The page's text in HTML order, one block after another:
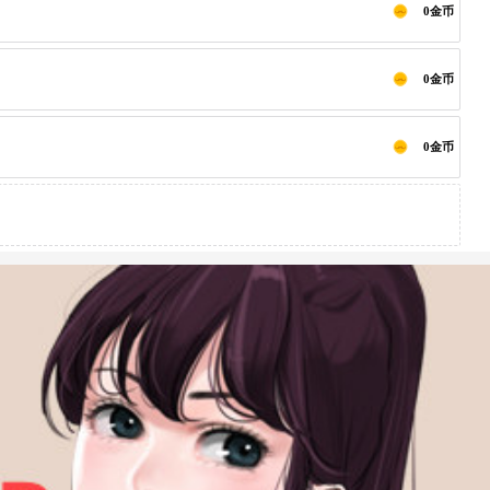
0金币
0金币
0金币